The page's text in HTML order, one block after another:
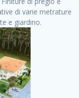
di varie metrature
e giardino.